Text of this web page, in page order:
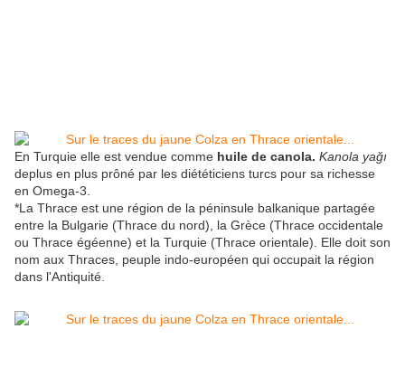
En Turquie elle est vendue comme huile de canola. Kanola yağı
deplus en plus prôné par les diététiciens turcs pour sa richesse
en Omega-3.
*La Thrace est une région de la péninsule balkanique partagée
entre la Bulgarie (Thrace du nord), la Grèce (Thrace occidentale
ou Thrace égéenne) et la Turquie (Thrace orientale). Elle doit son
nom aux Thraces, peuple indo-européen qui occupait la région
dans l'Antiquité.